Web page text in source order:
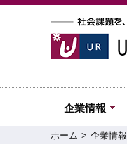
企業情報
ホーム 企業情報